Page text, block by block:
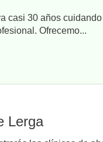
casi 30 años
Ofrecemo...
Lerga